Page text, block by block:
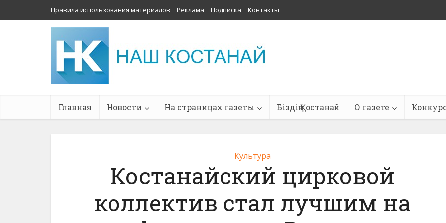
Правила использования материалов Реклама Подписка Контакты
Главная Новости На страницах газеты Біздің Қостанай О газете
Культура
Костанайский цирковой
коллектив стал лучшим на